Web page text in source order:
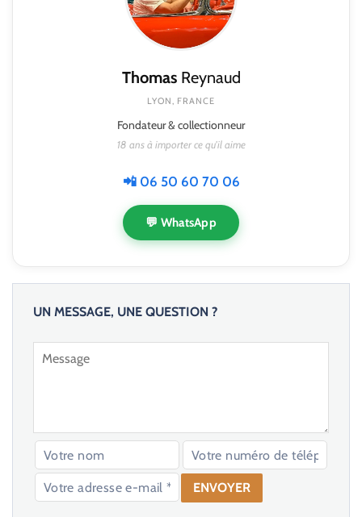
ThomasReynaud
LYON, FRANCE
Fondateur & collectionneur
18 ans à importer ce qu'il aime
📲 06 50 60 70 06
💬 WhatsApp
UN MESSAGE, UNE QUESTION ?